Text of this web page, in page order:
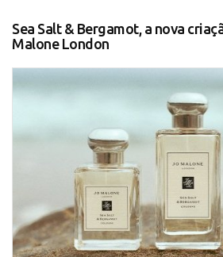
Sea Salt & Bergamot, a nova
Malone London